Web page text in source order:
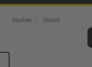
Marken Univet